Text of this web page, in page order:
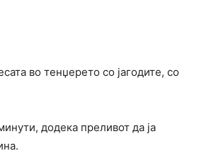
во тенџерето со јагодите, со
додека преливот да ја